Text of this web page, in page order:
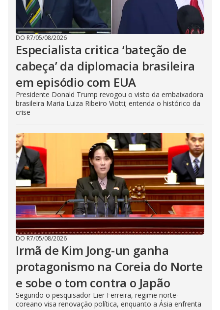
DO R7/05/08/2026
Especialista critica ‘bateção de
cabeça’ da diplomacia brasileira
em episódio com EUA
Presidente Donald Trump revogou o visto da embaixadora
brasileira Maria Luiza Ribeiro Viotti; entenda o histórico da
crise
DO R7/05/08/2026
Irmã de Kim Jong-un ganha
protagonismo na Coreia do Norte
e sobe o tom contra o Japão
Segundo o pesquisador Lier Ferreira, regime norte-
coreano visa renovação política, enquanto a Ásia enfrenta